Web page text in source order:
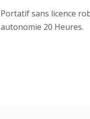
Portatif sans licence
autonomie 20 Heures.